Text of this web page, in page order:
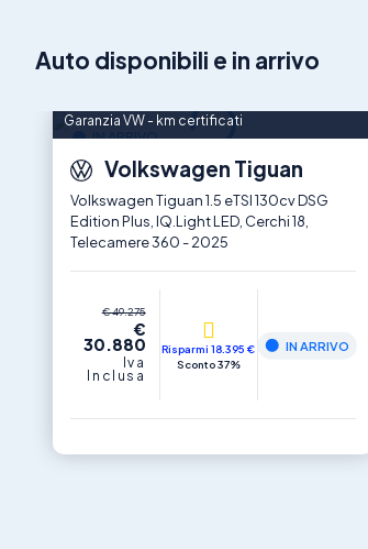
Auto disponibili e in arrivo
IN ARRIVO
Garanzia VW - km certificati
Volkswagen Tiguan
Volkswagen Tiguan 1.5 eTSI 130cv DSG
Edition Plus, IQ.Light LED, Cerchi 18,
Telecamere 360 - 2025
€ 49.275
€
30.880
Iva
Inclusa
Risparmi 18.395 €
Sconto 37%
IN ARRIVO